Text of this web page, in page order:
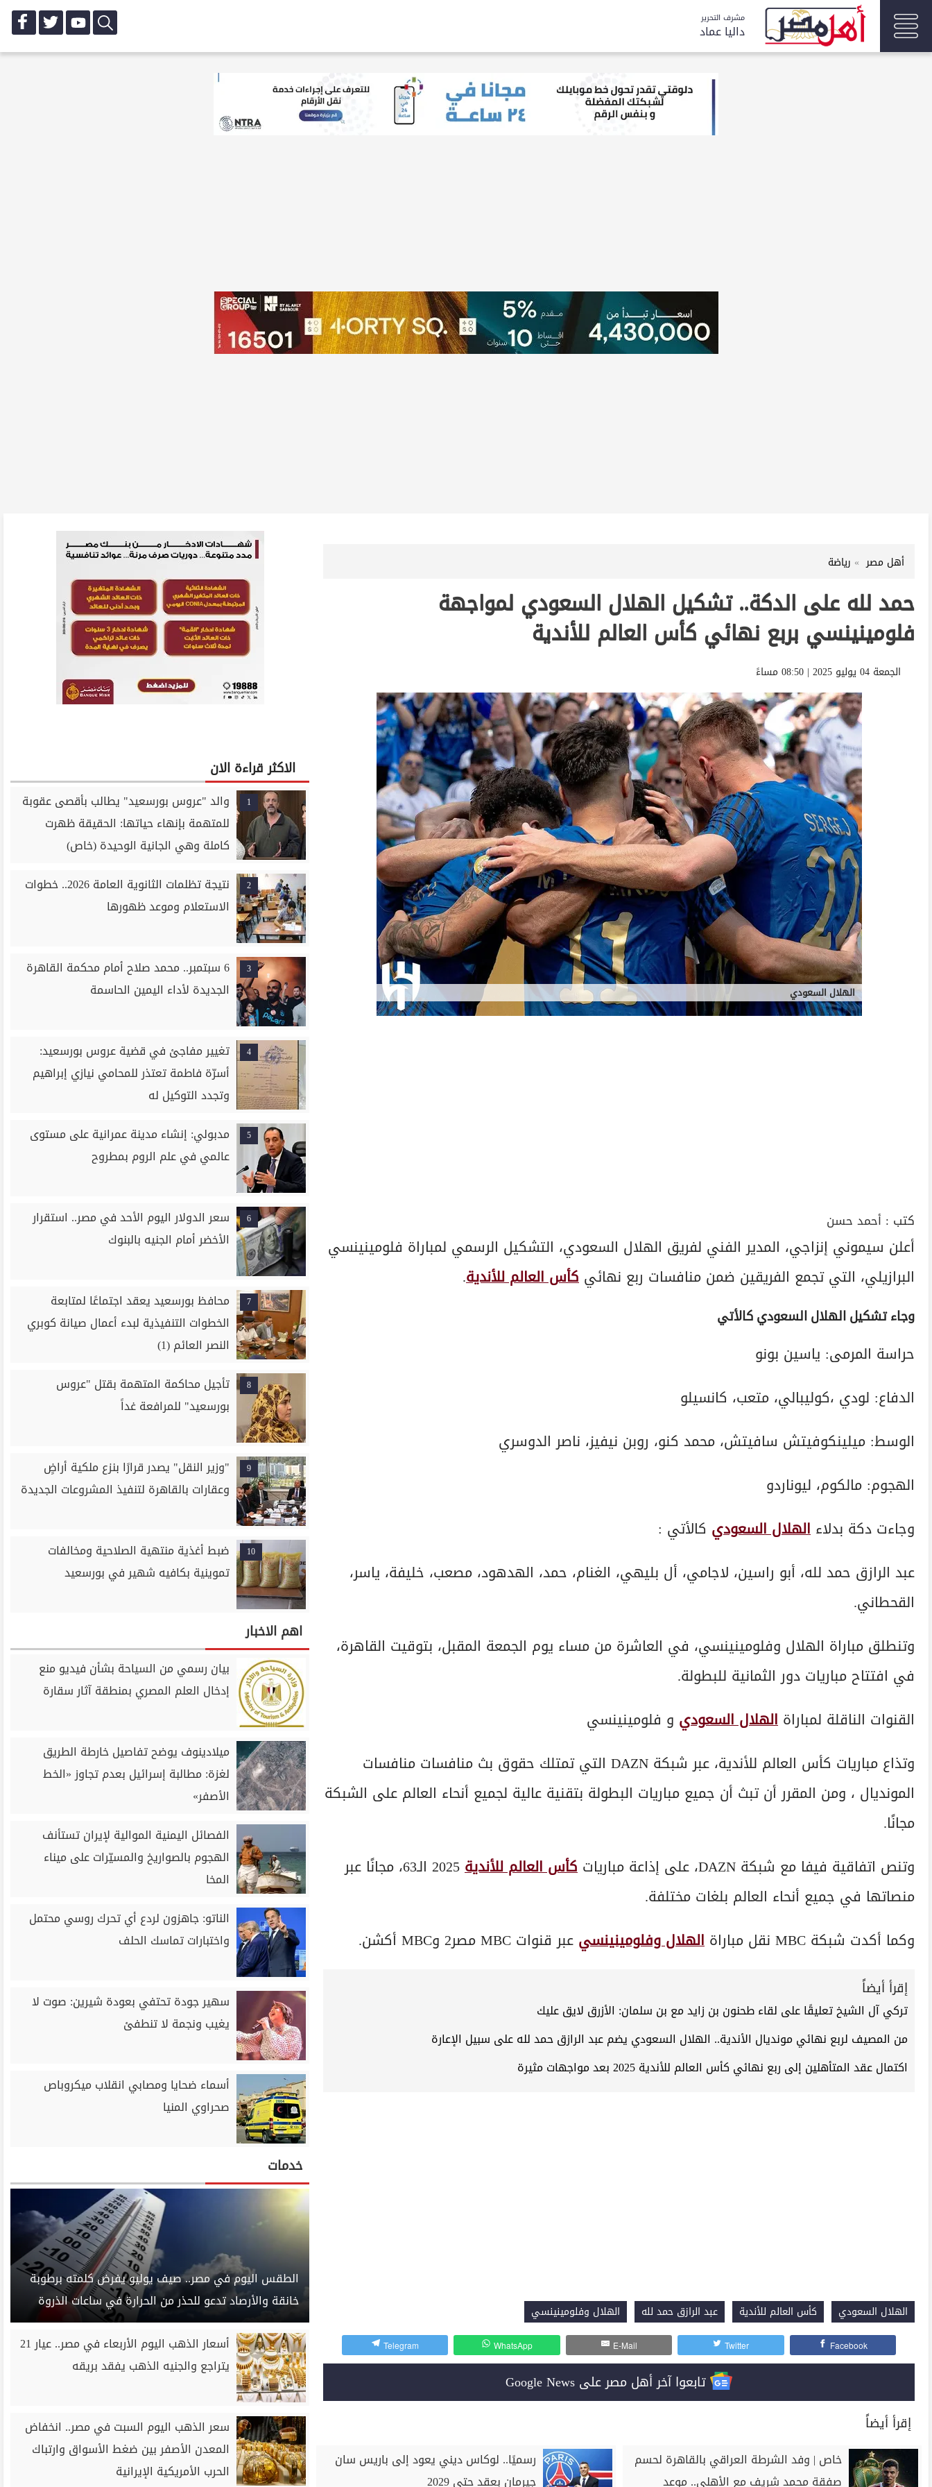
مشرف التحرير
داليا عماد
أهل مصر رياضة
حمد لله على الدكة.. تشكيل الهلال السعودي لمواجهة
فلومينينسي بربع نهائي كأس العالم للأندية
الجمعة 04 يوليو 2025 | 08:50 مساءً
الهلال السعودي
كتب : أحمد حسن
أعلن سيموني إنزاجي، المدير الفني لفريق الهلال السعودي، التشكيل الرسمي لمباراة فلومينينسي
البرازيلي، التي تجمع الفريقين ضمن منافسات ربع نهائي كأس العالم للأندية.
وجاء تشكيل الهلال السعودي كالأتي
حراسة المرمى: ياسين بونو
الدفاع: لودي ،كوليبالي، متعب، كانسيلو
الوسط: ميلينكوفيتش سافيتش، محمد كنو، روبن نيفيز، ناصر الدوسري
الهجوم: مالكوم، ليوناردو
وجاءت دكة بدلاء الهلال السعودي كالأتي :
عبد الرازق حمد لله، أبو راسين، لاجامي، أل بليهي، الغنام، حمد، الهدهود، مصعب، خليفة، ياسر،
القحطاني.
وتنطلق مباراة الهلال وفلومينينسي، في العاشرة من مساء يوم الجمعة المقبل، بتوقيت القاهرة،
في افتتاح مباريات دور الثمانية للبطولة.
القنوات الناقلة لمباراة الهلال السعودي و فلومينينسي
وتذاع مباريات كأس العالم للأندية، عبر شبكة DAZN التي تمتلك حقوق بث منافسات منافسات
المونديال ، ومن المقرر أن تبث أن جميع مباريات البطولة بتقنية عالية لجميع أنحاء العالم على الشبكة
مجانًا.
وتنص اتفاقية فيفا مع شبكة DAZN، على إذاعة مباريات
كأس العالم للأندية
2025 الـ63، مجانًا عبر
منصاتها في جميع أنحاء العالم بلغات مختلفة.
وكما أكدت شبكة MBC نقل مباراة
الهلال وفلومينينسي عبر قنوات MBC مصر2 وMBC أكشن.
إقرأ أيضاً
تركي آل الشيخ تعليقًا على لقاء طحنون بن زايد مع بن سلمان: الأزرق لايق عليك
من المصيف لربع نهائي مونديال الأندية.. الهلال السعودي يضم عبد الرازق حمد لله على سبيل الإعارة
اكتمال عقد المتأهلين إلى ربع نهائي كأس العالم للأندية 2025 بعد مواجهات مثيرة
الهلال السعودي كأس العالم للأندية عبد الرازق حمد لله الهلال وفلومينينسي
Facebook
Twitter
E-Mail
WhatsApp
Telegram
تابعوا آخر أهل مصر على Google News
إقرأ أيضاً
خاص | وفد الشرطة العراقي بالقاهرة لحسم
صفقة محمد شريف مع الأهلي.. موعد
رسميًا.. لوكاس ديني يعود إلى باريس سان
جيرمان بعقد حتى 2029
الاكثر قراءة الان
1
والد "عروس بورسعيد" يطالب بأقصى عقوبة
للمتهمة بإنهاء حياتها: الحقيقة ظهرت
كاملة وهي الجانية الوحيدة (خاص)
2
نتيجة تظلمات الثانوية العامة 2026.. خطوات
الاستعلام وموعد ظهورها
3
6 سبتمبر.. محمد صلاح أمام محكمة القاهرة
الجديدة لأداء اليمين الحاسمة
4
تغيير مفاجئ في قضية عروس بورسعيد:
أسرّة فاطمة تعتذر للمحامي نيازي إبراهيم
وتجدد التوكيل له
5
مدبولي: إنشاء مدينة عمرانية على مستوى
عالمي في علم الروم بمطروح
6
سعر الدولار اليوم الأحد في مصر.. استقرار
الأخضر أمام الجنيه بالبنوك
7
محافظ بورسعيد يعقد اجتماعًا لمتابعة
الخطوات التنفيذية لبدء أعمال صيانة كوبري
النصر العائم (1)
8
تأجيل محاكمة المتهمة بقتل "عروس
بورسعيد" للمرافعة غداً
9
"وزير النقل" يصدر قرارًا بنزع ملكية أراضٍ
وعقارات بالقاهرة لتنفيذ المشروعات الجديدة
10
ضبط أغذية منتهية الصلاحية ومخالفات
تموينية بكافيه شهير في بورسعيد
اهم الاخبار
بيان رسمي من السياحة بشأن فيديو منع
إدخال العلم المصري بمنطقة آثار سقارة
ميلادينوف يوضح تفاصيل خارطة الطريق
لغزة: مطالبة إسرائيل بعدم تجاوز «الخط
الأصفر»
الفصائل اليمنية الموالية لإيران تستأنف
الهجوم بالصواريخ والمسيّرات على ميناء
المخا
الناتو: جاهزون لردع أي تحرك روسي محتمل
واختبارات تماسك الحلف
سهير جودة تحتفي بعودة شيرين: صوت لا
يغيب ونجمة لا تنطفئ
أسماء ضحايا ومصابي انقلاب ميكروباص
صحراوي المنيا
خدمات
الطقس اليوم في مصر.. صيف يوليو يفرض كلمته برطوبة
خانقة والأرصاد تدعو للحذر من الحرارة في ساعات الذروة
أسعار الذهب اليوم الأربعاء في مصر.. عيار 21
يتراجع والجنيه الذهب يفقد بريقه
سعر الذهب اليوم السبت في مصر.. انخفاض
المعدن الأصفر بين ضغط الأسواق وارتباك
الحرب الأمريكية الإيرانية